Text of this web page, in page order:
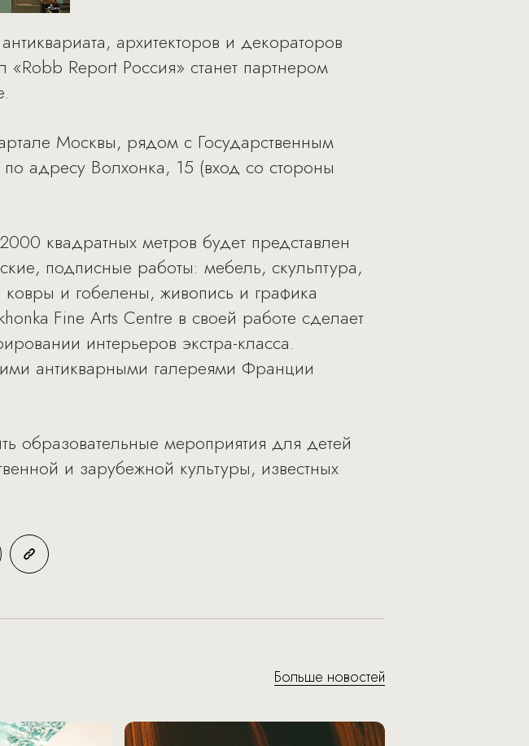
архитекторов и декораторов
Report Россия» станет партнером
Москвы, рядом с Государственным
адресу Волхонка, 15 (вход со стороны
квадратных метров будет представлен
подписные работы: мебель, скульптура,
и гобелены, живопись и графика
Fine Arts Centre в своей работе сделает
интерьеров экстра-класса.
антикварными галереями Франции
образовательные мероприятия для детей
и зарубежной культуры, известных
Больше новостей